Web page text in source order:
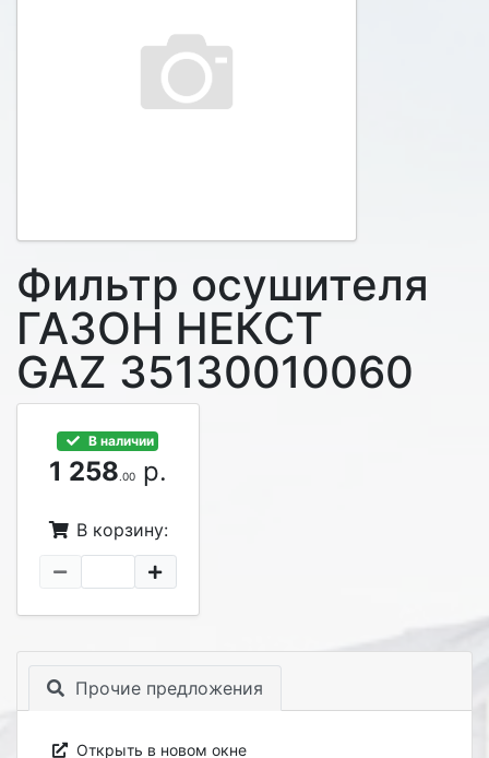
Фильтр осушителя
ГАЗОН НЕКСТ
GAZ 35130010060
В наличии
1 258.00р.
В корзину:
Прочие предложения
Открыть в новом окне